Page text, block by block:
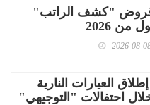
قروض "كشف الراتب"
2026
2026-08-
العيارات النارية
احتفالات "التوجيهي"